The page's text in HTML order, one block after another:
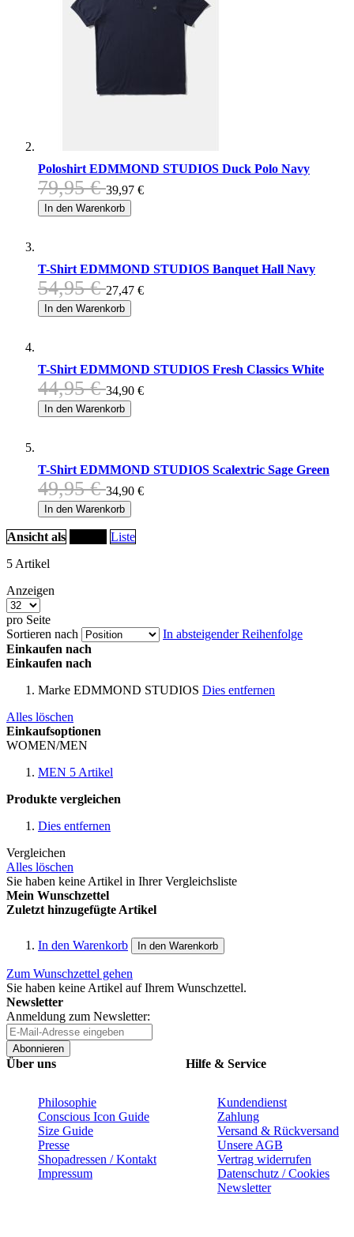
Poloshirt EDMMOND STUDIOS Duck Polo Navy
79,95 € 39,97 €
In den Warenkorb
T-Shirt EDMMOND STUDIOS Banquet Hall Navy
54,95 € 27,47 €
In den Warenkorb
T-Shirt EDMMOND STUDIOS Fresh Classics White
44,95 € 34,90 €
In den Warenkorb
T-Shirt EDMMOND STUDIOS Scalextric Sage Green
49,95 € 34,90 €
In den Warenkorb
Ansicht als
Liste
5 Artikel
Anzeigen
pro Seite
Sortieren nach
In absteigender Reihenfolge
Einkaufen nach
Einkaufen nach
Marke EDMMOND STUDIOS Dies entfernen
Alles löschen
Einkaufsoptionen
WOMEN/MEN
MEN 5 Artikel
Produkte vergleichen
Dies entfernen
Vergleichen
Alles löschen
Sie haben keine Artikel in Ihrer Vergleichsliste
Mein Wunschzettel
Zuletzt hinzugefügte Artikel
In den Warenkorb In den Warenkorb
Zum Wunschzettel gehen
Sie haben keine Artikel auf Ihrem Wunschzettel.
Newsletter
Anmeldung zum Newsletter:
Abonnieren
Über uns
Philosophie
Conscious Icon Guide
Size Guide
Presse
Shopadressen / Kontakt
Impressum
Hilfe & Service
Kundendienst
Zahlung
Versand & Rückversand
Unsere AGB
Vertrag widerrufen
Datenschutz / Cookies
Newsletter